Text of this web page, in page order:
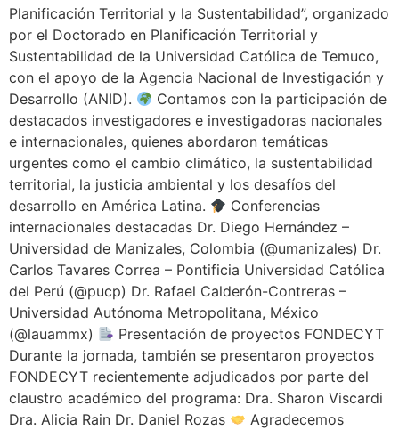
Planificación Territorial y la Sustentabilidad”, organizado
por el Doctorado en Planificación Territorial y
Sustentabilidad de la Universidad Católica de Temuco,
con el apoyo de la Agencia Nacional de Investigación y
Desarrollo (ANID).
Contamos con la participación de
destacados investigadores e investigadoras nacionales
e internacionales, quienes abordaron temáticas
urgentes como el cambio climático, la sustentabilidad
territorial, la justicia ambiental y los desafíos del
desarrollo en América Latina.
Conferencias
internacionales destacadas Dr. Diego Hernández –
Universidad de Manizales, Colombia (@umanizales) Dr.
Carlos Tavares Correa – Pontificia Universidad Católica
del Perú (@pucp) Dr. Rafael Calderón-Contreras –
Universidad Autónoma Metropolitana, México
(@lauammx)
Presentación de proyectos FONDECYT
Durante la jornada, también se presentaron proyectos
FONDECYT recientemente adjudicados por parte del
claustro académico del programa: Dra. Sharon Viscardi
Dra. Alicia Rain Dr. Daniel Rozas
Agradecemos